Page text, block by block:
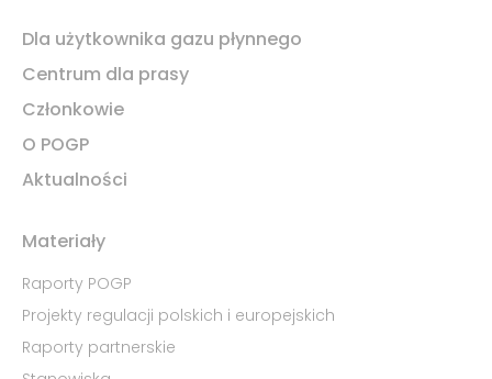
Dla użytkownika gazu płynnego
Centrum dla prasy
Członkowie
O POGP
Aktualności
Materiały
Raporty POGP
Projekty regulacji polskich i europejskich
Raporty partnerskie